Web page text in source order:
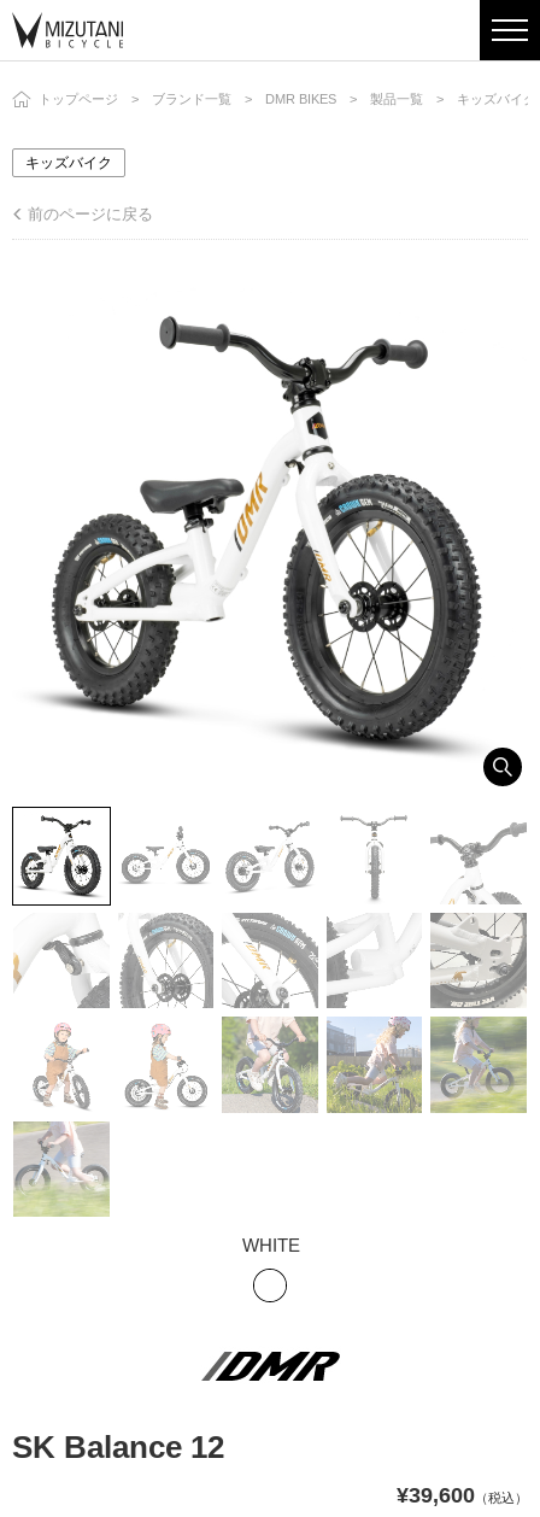
トップページ ブランド一覧 DMR BIKES 製品一覧 キッズバイク
キッズバイク
前のページに戻る
SK Balance 12
¥39,600 （税込）
WHITE